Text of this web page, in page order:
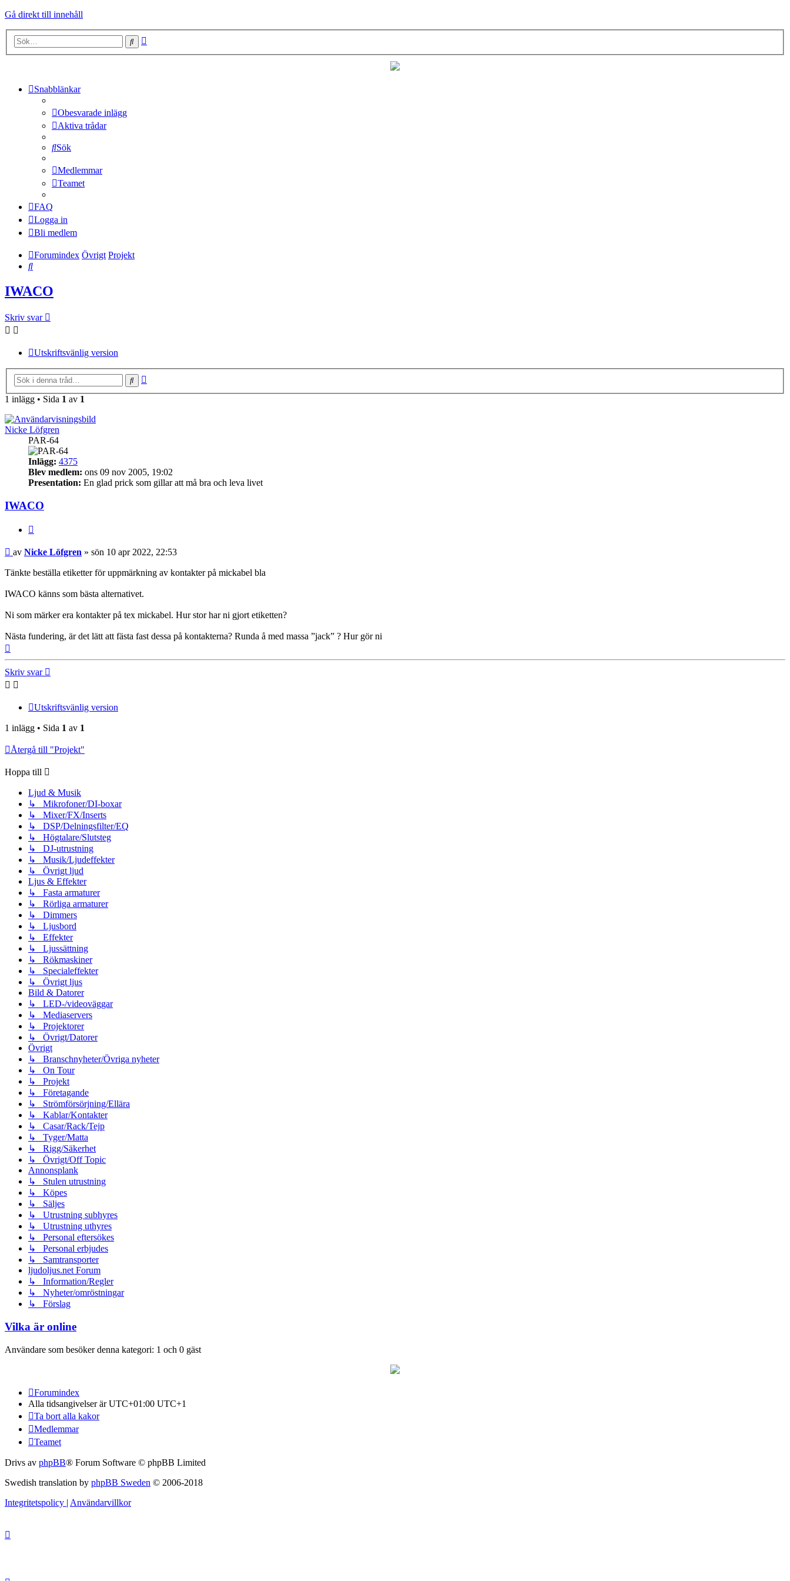
Gå direkt till innehåll
Sök
Snabblänkar
Obesvarade inlägg
Aktiva trådar
Sök
Medlemmar
Teamet
FAQ
Logga in
Bli medlem
Forumindex Övrigt Projekt
Sök
IWACO
Skriv svar
Utskriftsvänlig version
Sök
1 inlägg • Sida 1 av 1
Nicke Löfgren
PAR-64
Inlägg: 4375
Blev medlem: ons 09 nov 2005, 19:02
Presentation: En glad prick som gillar att må bra och leva livet
IWACO
Inlägg
av Nicke Löfgren » sön 10 apr 2022, 22:53
Tänkte beställa etiketter för uppmärkning av kontakter på mickabel bla
IWACO känns som bästa alternativet.
Ni som märker era kontakter på tex mickabel. Hur stor har ni gjort etiketten?
Nästa fundering, är det lätt att fästa fast dessa på kontakterna? Runda å med massa ”jack” ? Hur gör ni
Skriv svar
Utskriftsvänlig version
1 inlägg • Sida 1 av 1
Återgå till "Projekt"
Hoppa till
Ljud & Musik
↳ Mikrofoner/DI-boxar
↳ Mixer/FX/Inserts
↳ DSP/Delningsfilter/EQ
↳ Högtalare/Slutsteg
↳ DJ-utrustning
↳ Musik/Ljudeffekter
↳ Övrigt ljud
Ljus & Effekter
↳ Fasta armaturer
↳ Rörliga armaturer
↳ Dimmers
↳ Ljusbord
↳ Effekter
↳ Ljussättning
↳ Rökmaskiner
↳ Specialeffekter
↳ Övrigt ljus
Bild & Datorer
↳ LED-/videoväggar
↳ Mediaservers
↳ Projektorer
↳ Övrigt/Datorer
Övrigt
↳ Branschnyheter/Övriga nyheter
↳ On Tour
↳ Projekt
↳ Företagande
↳ Strömförsörjning/Ellära
↳ Kablar/Kontakter
↳ Casar/Rack/Tejp
↳ Tyger/Matta
↳ Rigg/Säkerhet
↳ Övrigt/Off Topic
Annonsplank
↳ Stulen utrustning
↳ Köpes
↳ Säljes
↳ Utrustning subhyres
↳ Utrustning uthyres
↳ Personal eftersökes
↳ Personal erbjudes
↳ Samtransporter
ljudoljus.net Forum
↳ Information/Regler
↳ Nyheter/omröstningar
↳ Förslag
Vilka är online
Användare som besöker denna kategori: 1 och 0 gäst
Forumindex
Alla tidsangivelser är UTC+01:00 UTC+1
Ta bort alla kakor
Medlemmar
Teamet
Drivs av phpBB® Forum Software © phpBB Limited
Swedish translation by phpBB Sweden © 2006-2018
Integritetspolicy | Användarvillkor